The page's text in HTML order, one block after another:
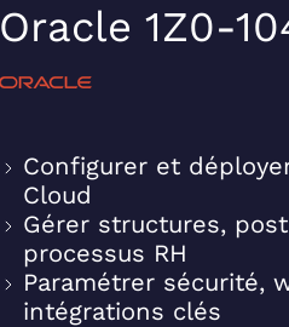
Oracle 1Z0-
Configurer et
Cloud
Gérer structures,
processus RH
Paramétrer sécurité,
intégrations clés